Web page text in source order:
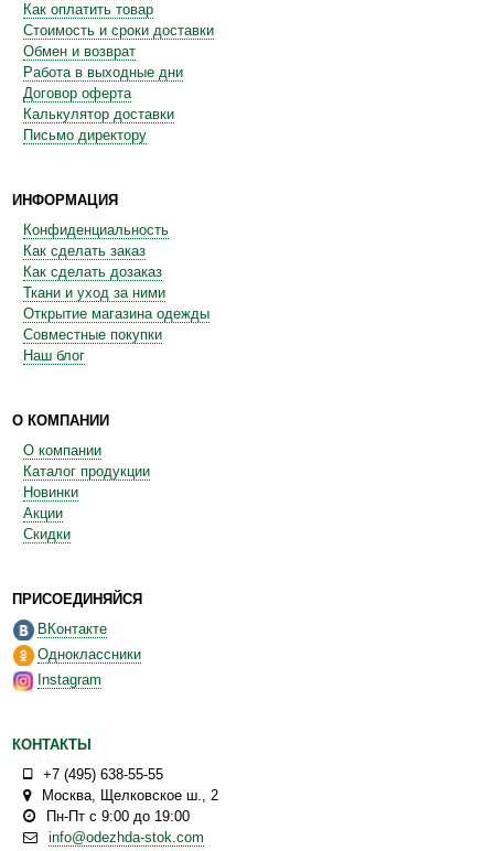
Как оплатить товар
Стоимость и сроки доставки
Обмен и возврат
Работа в выходные дни
Договор оферта
Калькулятор доставки
Письмо директору
ИНФОРМАЦИЯ
Конфиденциальность
Как сделать заказ
Как сделать дозаказ
Ткани и уход за ними
Открытие магазина одежды
Совместные покупки
Наш блог
О КОМПАНИИ
О компании
Каталог продукции
Новинки
Акции
Скидки
ПРИСОЕДИНЯЙСЯ
ВКонтакте
Одноклассники
Instagram
КОНТАКТЫ
+7 (495) 638-55-55
Москва, Щелковское ш., 2
Пн-Пт с 9:00 до 19:00
info@odezhda-stok.com